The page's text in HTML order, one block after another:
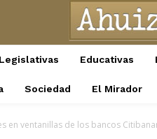
Legislativas Educativas
Sociedad El Mirador
en ventanillas de los bancos